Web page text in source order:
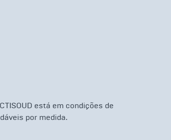
está em condições de
por medida.